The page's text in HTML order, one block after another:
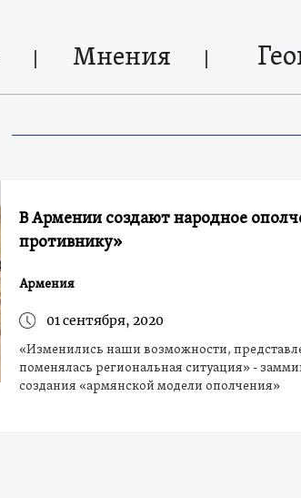
Мнения
В Армении создают народное
противнику»
Армения
01 сентября, 2020
«Изменились наши возможности,
поменялась региональная ситуация» -
создания «армянской модели ополчения»